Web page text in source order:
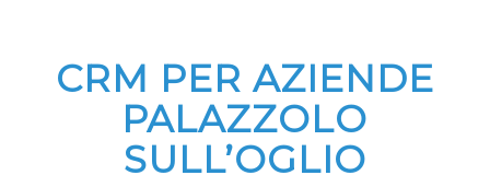
CRM PER AZIENDE
PALAZZOLO
SULL’OGLIO